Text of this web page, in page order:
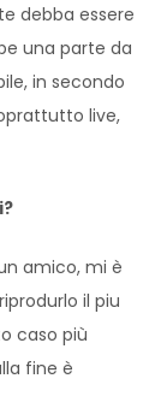
debba essere
una parte da
in secondo
live,
amico, mi è
il piu
caso più
fine è